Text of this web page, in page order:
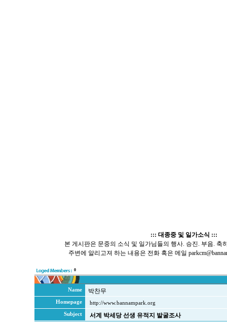
::: 대종중 및 일가소식 :::
본 게시판은 문중의 소식 및 일가님들의 행사. 승진. 부음. 축
주변에 알리고져 하는 내용은 전화 혹은 메일
0
Name 박찬무
Homepage
http://www.bannampark.org
Subject
서계 박세당 선생 유적지 발굴조사